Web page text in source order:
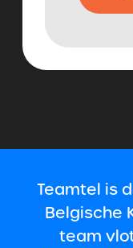
Teamtel is
Belgische
team